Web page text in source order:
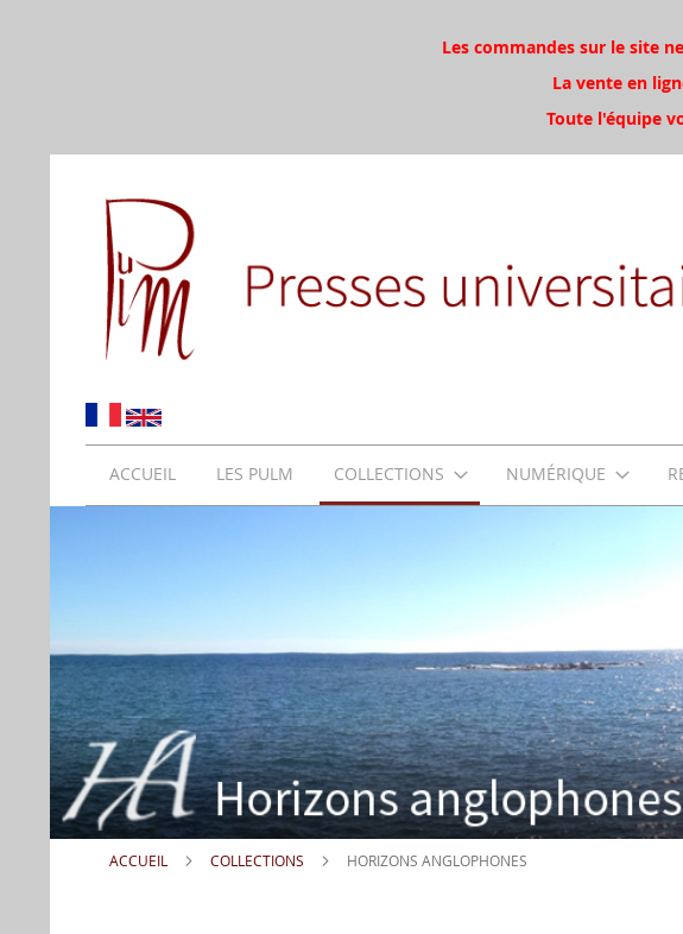
Les commandes sur le site
La vente en
Toute l'équipe
ACCUEIL LES PULM COLLECTIONS NUMÉRIQUE
ACCUEIL COLLECTIONS HORIZONS ANGLOPHONES